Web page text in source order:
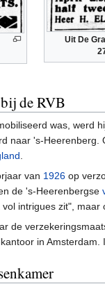
Uit De
de RVB
was, werd
naar 's-
.
van 1926 op
de 's-Heerenbergse
intrigues zit",
de
in